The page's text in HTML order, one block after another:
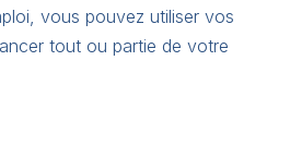
vous pouvez utiliser vos
tout ou partie de votre